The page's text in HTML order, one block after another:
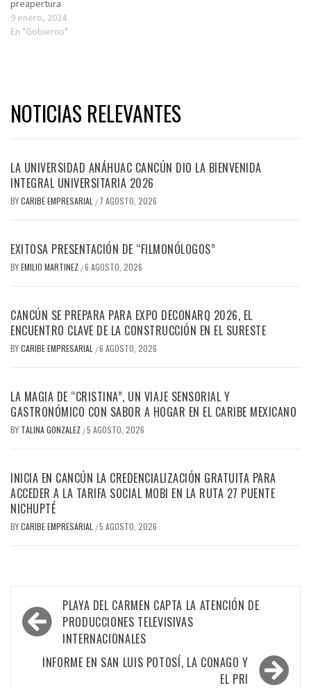
preapertura
9 enero, 2024
En "Gobierno"
NOTICIAS RELEVANTES
LA UNIVERSIDAD ANÁHUAC CANCÚN DIO LA BIENVENIDA
INTEGRAL UNIVERSITARIA 2026
BYCARIBE EMPRESARIAL / 7 AGOSTO, 2026
EXITOSA PRESENTACIÓN DE “FILMONÓLOGOS”
BYEMILIO MARTINEZ /6 AGOSTO, 2026
CANCÚN SE PREPARA PARA EXPO DECONARQ 2026, EL
ENCUENTRO CLAVE DE LA CONSTRUCCIÓN EN EL SURESTE
BYCARIBE EMPRESARIAL /6 AGOSTO, 2026
LA MAGIA DE “CRISTINA”, UN VIAJE SENSORIAL Y
GASTRONÓMICO CON SABOR A HOGAR EN EL CARIBE MEXICANO
BY TALINA GONZALEZ /5 AGOSTO, 2026
INICIA EN CANCÚN LA CREDENCIALIZACIÓN GRATUITA PARA
ACCEDER A LA TARIFA SOCIAL MOBI EN LA RUTA 27 PUENTE
NICHUPTÉ
BYCARIBE EMPRESARIAL /5 AGOSTO, 2026
Navegación
de
entradas
PLAYA DEL CARMEN CAPTA LA ATENCIÓN DE
PRODUCCIONES TELEVISIVAS
INTERNACIONALES
INFORME EN SAN LUIS POTOSÍ, LA CONAGO Y
EL PRI